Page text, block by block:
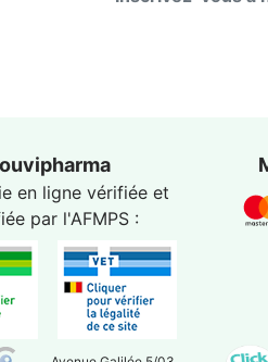
en ligne vérifiée et
par l'AFMPS: